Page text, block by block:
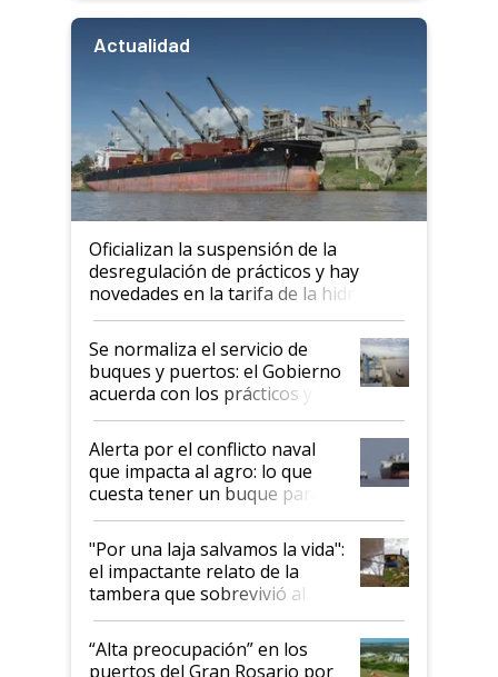
Actualidad
Oficializan la suspensión de la
desregulación de prácticos y hay
novedades en la tarifa de la hidrovía
Se normaliza el servicio de
buques y puertos: el Gobierno
acuerda con los prácticos y
suspende el decreto de
desregulación
Alerta por el conflicto naval
que impacta al agro: lo que
cuesta tener un buque parado
y el peligro de que Argentina
pase a ser "país sucio"
"Por una laja salvamos la vida":
el impactante relato de la
tambera que sobrevivió al
tornado
“Alta preocupación” en los
puertos del Gran Rosario por